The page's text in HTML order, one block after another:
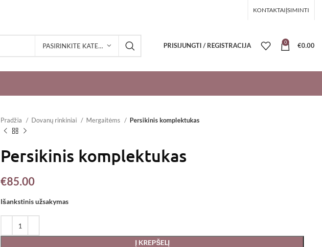
KONTAKTAIĮSIMINTI
PASIRINKITE KATEGORIJĄ PRISIJUNGTI / REGISTRACIJA 0 €0.00
Pradžia Dovanų rinkiniai Mergaitėms Persikinis komplektukas
Persikinis komplektukas
€85.00
Išankstinis užsakymas
Į KREPŠELĮ